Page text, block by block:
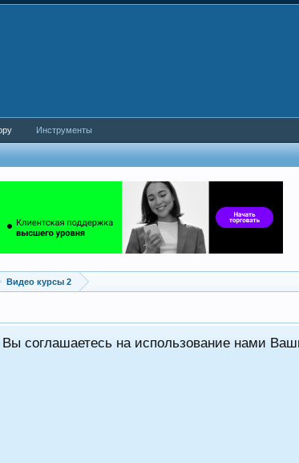
Видео курсы 2
соглашаетесь на использование нами
Инструменты